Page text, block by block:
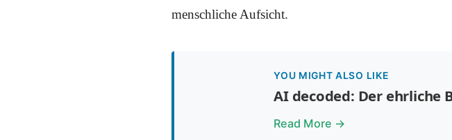
menschliche Aufsicht.
YOU MIGHT ALSO LIKE
AI decoded: Der ehrliche
Read More →